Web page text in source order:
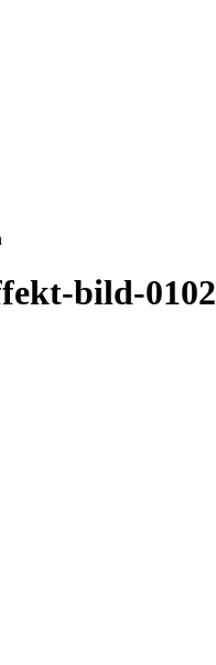
bild-0102